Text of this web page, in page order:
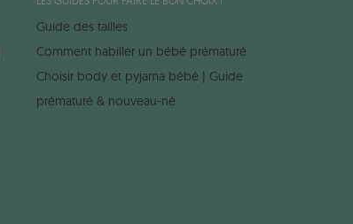
Guide des tailles
Comment habiller un bébé prématuré
Choisir body et pyjama bébé | Guide
prématuré & nouveau-né